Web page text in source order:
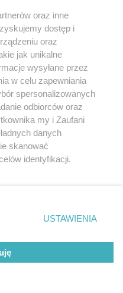
oraz inne
dostęp i
oraz
jak unikalne
wysyłane przez
w celu zapewniania
spersonalizowanych
odbiorców oraz
my i Zaufani
danych
skanować
identyfikacji.
ustawień prywatności
strony
wymagają zgody
się takiemu
zastosowanie tylko
USTAWIENIA